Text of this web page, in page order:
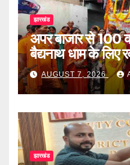
झारखंड
अपर बाजार से 100
बैद्यनाथ धाम के लिए
AUGUST 7, 2026
झारखंड